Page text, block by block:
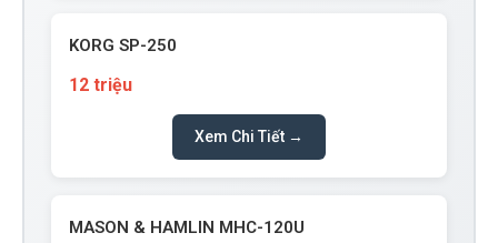
KORG SP-250
12 triệu
Xem Chi Tiết →
MASON & HAMLIN MHC-120U